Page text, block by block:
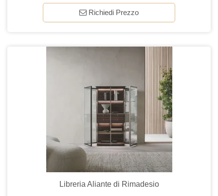
Richiedi Prezzo
Libreria Aliante di Rimadesio